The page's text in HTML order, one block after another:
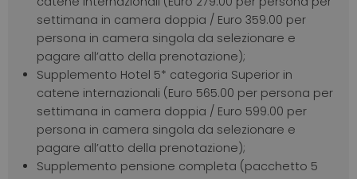
settimana in camera doppia / Euro 359.00 per
persona in camera singola da selezionare e
pagare all’atto della prenotazione);
Supplemento Hotel 5* categoria Superior in
catene internazionali (Euro 565.00 per persona per
settimana in camera doppia / Euro 599.00 per
persona in camera singola da selezionare e
pagare all’atto della prenotazione);
Supplemento pensione completa (pacchetto 5